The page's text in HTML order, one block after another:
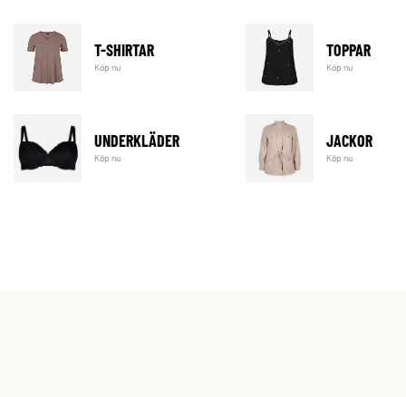
T-SHIRTAR
Köp nu
TOPPAR
Köp nu
UNDERKLÄDER
Köp nu
JACKOR
Köp nu